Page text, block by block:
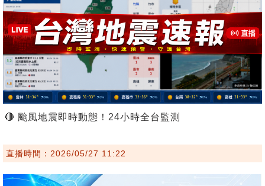
🔴 颱風地震即時動態！24小時全台監測
直播時間：2026/05/27 11:22